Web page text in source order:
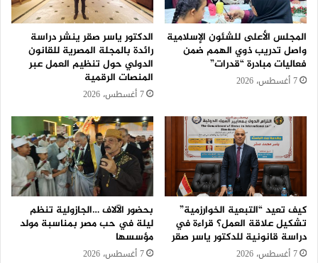
المجلس الأعلى للشئون الإسلامية
واصل تدريب ذوي الهمم ضمن
فعاليات مبادرة “قدرات”
7 أغسطس، 2026
الدكتور ياسر صقر ينشر دراسة
رائدة بالمجلة المصرية للقانون
الدولي حول تنظيم العمل عبر
المنصات الرقمية
7 أغسطس، 2026
كيف تعيد “التبعية الخوارزمية”
تشكيل علاقة العمل؟ قراءة في
دراسة قانونية للدكتور ياسر صقر
7 أغسطس، 2026
بحضور الآلاف …الجازولية تنظم
ليلة في حب مصر بمناسبة مولد
مؤسسها
7 أغسطس، 2026